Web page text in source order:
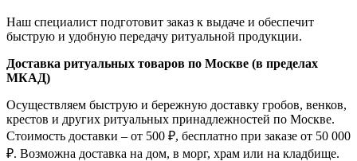
Наш специалист подготовит заказ к выдаче и обеспечит
быструю и удобную передачу ритуальной продукции.
Доставка ритуальных товаров по Москве (в пределах
МКАД)
Осуществляем быструю и бережную доставку гробов, венков,
крестов и других ритуальных принадлежностей по Москве.
Стоимость доставки – от 500 ₽, бесплатно при заказе от 50 000
₽. Возможна доставка на дом, в морг, храм или на кладбище.